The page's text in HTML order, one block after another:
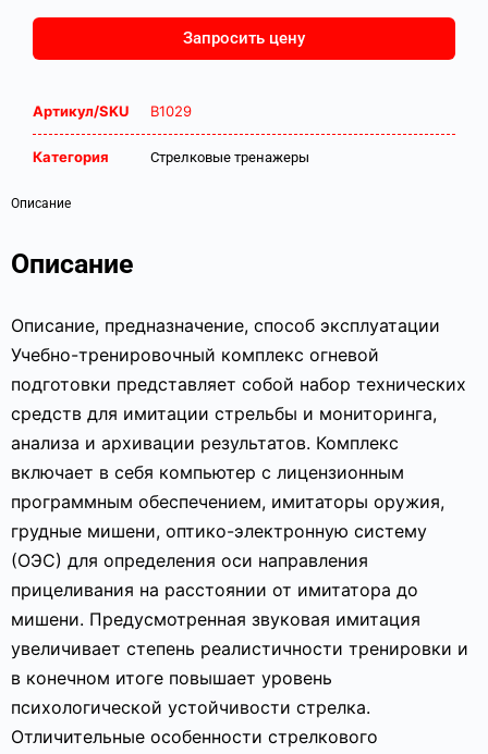
Запросить цену
Артикул/SKU В1029
Категория Стрелковые тренажеры
Описание
Описание
Описание, предназначение, способ эксплуатации
Учебно-тренировочный комплекс огневой
подготовки представляет собой набор технических
средств для имитации стрельбы и мониторинга,
анализа и архивации результатов. Комплекс
включает в себя компьютер с лицензионным
программным обеспечением, имитаторы оружия,
грудные мишени, оптико-электронную систему
(ОЭС) для определения оси направления
прицеливания на расстоянии от имитатора до
мишени. Предусмотренная звуковая имитация
увеличивает степень реалистичности тренировки и
в конечном итоге повышает уровень
психологической устойчивости стрелка.
Отличительные особенности стрелкового